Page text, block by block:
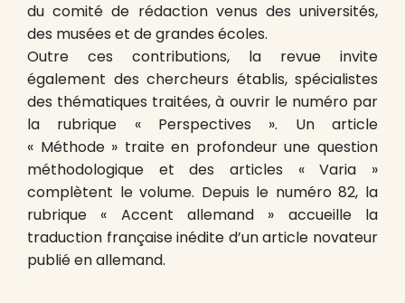
du comité de rédaction venus des universités,
des musées et de grandes écoles.
Outre ces contributions, la revue invite
également des chercheurs établis, spécialistes
des thématiques traitées, à ouvrir le numéro par
la rubrique « Perspectives ». Un article
« Méthode » traite en profondeur une question
méthodologique et des articles « Varia »
complètent le volume. Depuis le numéro 82, la
rubrique « Accent allemand » accueille la
traduction française inédite d’un article novateur
publié en allemand.